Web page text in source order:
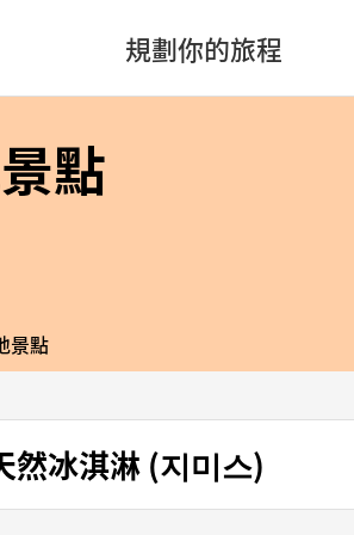
規劃你的旅程
點
景點
然冰淇淋 (지미스)